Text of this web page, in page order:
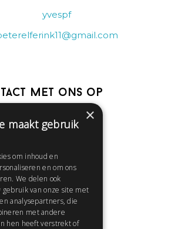
yvespf
met ons op
Help
Contact
Huisregels
Snel naar:
×
maakt gebruik
om inhoud en
en om ons
We delen ook
van onze site met
analysepartners, die
met andere
hen heeft verstrekt of